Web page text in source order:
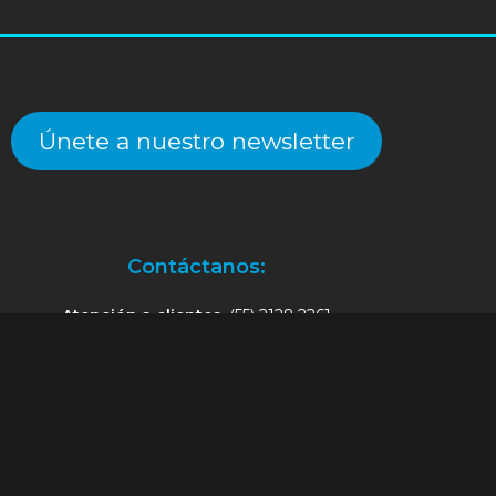
Únete a nuestro newsletter
Contáctanos:
Atención a clientes. (55) 2128.2261